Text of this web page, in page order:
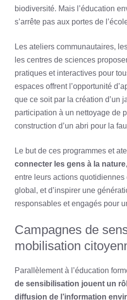
biodiversité. Mais l’éducation
s’arrête pas aux portes de
Les ateliers communautaires,
les centres de sciences
pratiques et interactives pour
espaces offrent l’opportunité
que ce soit par la création d’un
participation à un nettoyage de
construction d’un abri pour la
Le but de ces programmes et
connecter les gens à la nature
entre leurs actions quotidiennes
global, et d’inspirer une
responsables et engagés pour
Campagnes de
mobilisation
Parallèlement à l’éducation
de sensibilisation jouent un
diffusion de l’information